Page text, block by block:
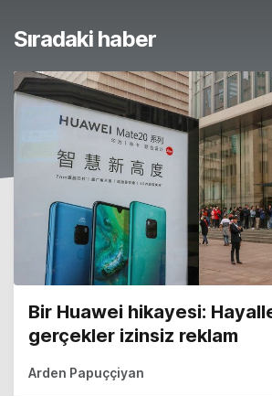
Sıradaki haber
Bir Huawei hikayesi:
gerçekler izinsiz reklam
Arden Papuççiyan